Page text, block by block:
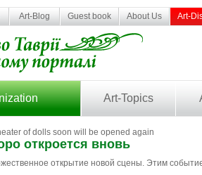
Art-Blog Guest book About Us Art-
Art-Topics
of dolls soon will be opened again
откроется вновь
открытие новой сцены. Этим